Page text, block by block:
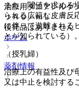
治療用ダニアレルゲ
ＪＡＵ／ｍＬ
後発品はありません
ホーム
薬剤情報
また、閾値を求める
られる広範な皮膚反
に伴って遊離される
とが知られている）。
（授乳婦）
治療上の有益性及び
又は中止を検討する